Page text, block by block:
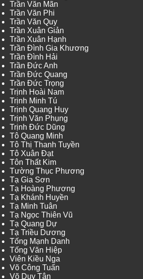
Trần Văn Mãn
Trần Văn Phi
Trần Văn Quy
Trần Xuân Giản
Trần Xuân Hạnh
Trần Đình Gia Khương
Trần Đình Hải
Trần Đức Anh
Trần Đức Quang
Trần Đức Trọng
Trịnh Hoài Nam
Trịnh Minh Tú
Trịnh Quang Huy
Trịnh Văn Phụng
Trịnh Đức Dũng
Tô Quang Minh
Tô Thị Thanh Tuyền
Tô Xuân Đạt
Tôn Thất Kim
Tường Thục Phương
Tạ Gia Sơn
Tạ Hoàng Phương
Tạ Khánh Huyền
Tạ Minh Tuân
Tạ Ngọc Thiên Vũ
Tạ Quang Dự
Tạ Triều Dương
Tống Mạnh Danh
Tống Văn Hiệp
Viên Kiều Nga
Võ Công Tuấn
Võ Duy Tân